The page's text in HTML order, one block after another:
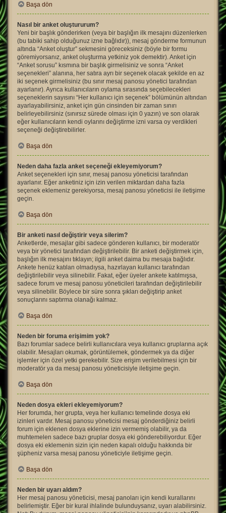
Başa dön
Nasıl bir anket oluştururum?
Yeni bir başlık gönderirken (veya bir başlığın ilk mesajını düzenlerken
(bu tabiki sahip olduğunuz izne bağlıdır)), mesaj gönderme formunun
altında “Anket oluştur” sekmesini göreceksiniz (böyle bir formu
göremiyorsanız, anket oluşturma yetkiniz yok demektir). Anket için
“Anket sorusu” kısmına bir başlık girmelisiniz ve sonra “Anket
seçenekleri” alanına, her satıra ayrı bir seçenek olacak şekilde en az
iki seçenek girmelisiniz (bu sınır mesaj panosu yönetici tarafından
ayarlanır). Ayrıca kullanıcıların oylama sırasında seçebilecekleri
seçeneklerin sayısını “Her kullanıcı için seçenek” bölümünün altından
ayarlayabilirsiniz, anket için gün cinsinden bir zaman sınırı
belirleyebilirsiniz (sınırsız sürede olması için 0 yazın) ve son olarak
eğer kullanıcıların kendi oylarını değiştirme izni varsa oy verdikleri
seçeneği değiştirebilirler.
Başa dön
Neden daha fazla anket seçeneği ekleyemiyorum?
Anket seçenekleri için sınır, mesaj panosu yöneticisi tarafından
ayarlanır. Eğer anketiniz için izin verilen miktardan daha fazla
seçenek eklemeniz gerekiyorsa, mesaj panosu yöneticisi ile iletişime
geçin.
Başa dön
Bir anketi nasıl değiştirir veya silerim?
Anketlerde, mesajlar gibi sadece gönderen kullanıcı, bir moderatör
veya bir yönetici tarafından değiştirilebilir. Bir anketi değiştirmek için,
başlığın ilk mesajını tıklayın; ilgili anket daima bu mesaja bağlıdır.
Ankete henüz katılan olmadıysa, hazırlayan kullanıcı tarafından
değiştirilebilir veya silinebilir. Fakat, eğer üyeler ankete katılmışsa,
sadece forum ve mesaj panosu yöneticileri tarafından değiştirilebilir
veya silinebilir. Böylece bir süre sonra şıkları değiştirip anket
sonuçlarını saptırma olanağı kalmaz.
Başa dön
Neden bir foruma erişimim yok?
Bazı forumlar sadece belirli kullanıcılara veya kullanıcı gruplarına açık
olabilir. Mesajları okumak, görüntülemek, göndermek ya da diğer
işlemler için özel yetki gerekebilir. Size erişim verilebilmesi için bir
moderatör ya da mesaj panosu yöneticisiyle iletişime geçin.
Başa dön
Neden dosya ekleri ekleyemiyorum?
Her forumda, her grupta, veya her kullanıcı temelinde dosya eki
izinleri vardır. Mesaj panosu yöneticisi mesaj gönderdiğiniz belirli
forum için eklenen dosya eklerine izin vermemiş olabilir, ya da
muhtemelen sadece bazı gruplar dosya eki gönderebiliyordur. Eğer
dosya eki eklemenin sizin için neden kapalı olduğu hakkında bir
şüpheniz varsa mesaj panosu yöneticiyle iletişime geçin.
Başa dön
Neden bir uyarı aldım?
Her mesaj panosu yöneticisi, mesaj panoları için kendi kurallarını
belirlemiştir. Eğer bir kural ihlalinde bulunduysanız, uyarı alabilirsiniz.